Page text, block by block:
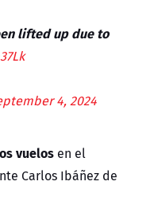
lifted up due to
4, 2024
vuelos en el
Carlos Ibáñez de